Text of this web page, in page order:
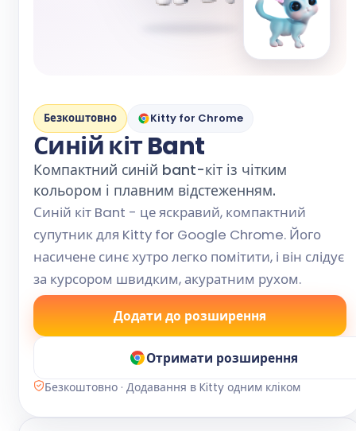
Безкоштовно Kitty for Chrome
Синій кіт Bant
Компактний синій bant-кіт із чітким
кольором і плавним відстеженням.
Синій кіт Bant - це яскравий, компактний
супутник для Kitty for Google Chrome. Його
насичене синє хутро легко помітити, і він слідує
за курсором швидким, акуратним рухом.
Додати до розширення
Отримати розширення
Безкоштовно · Додавання в Kitty одним кліком